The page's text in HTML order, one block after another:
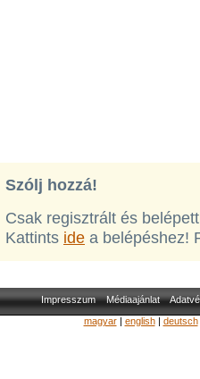
Szólj hozzá!
Csak regisztrált és
Kattints ide a belépéshez!
Impresszum Médiaajánlat
magyar| english| deutsch